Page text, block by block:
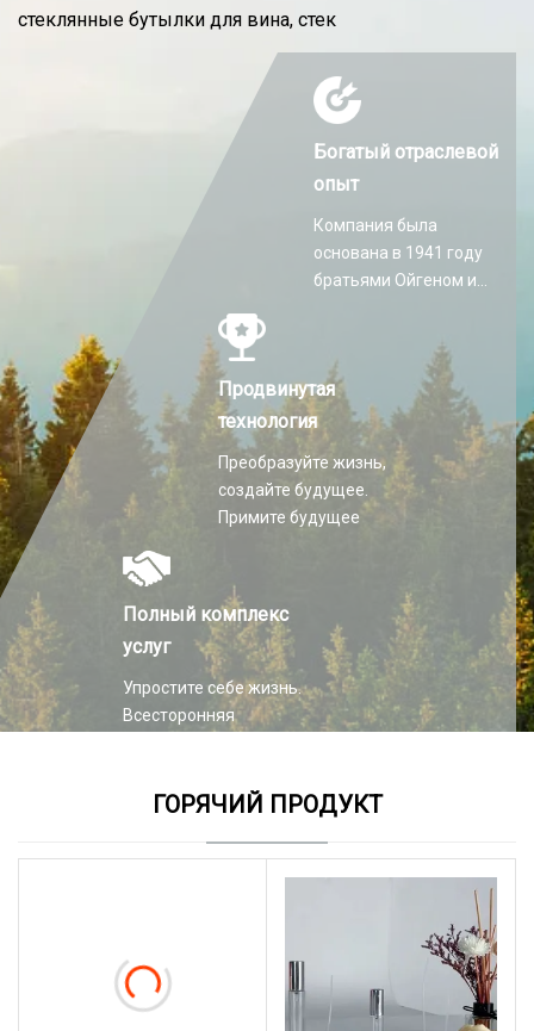
стеклянные бутылки для вина, стек
Богатый отраслевой
опыт
Компания была
основана в 1941 году
братьями Ойгеном и
Продвинутая
технология
Преобразуйте жизнь,
создайте будущее.
Примите будущее
Полный комплекс
услуг
Упростите себе жизнь.
Всесторонняя
качество.
ГОРЯЧИЙ ПРОДУКТ